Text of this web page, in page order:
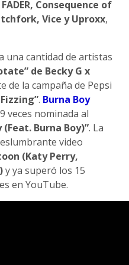
Consequence of
Vice y Uproxx,
una cantidad de artistas
de Becky G x
de la campaña de Pepsi
. Burna Boy
veces nominada al
(Feat. Burna Boy)”. La
video
(Katy Perry,
y ya superó los 15
en YouTube.